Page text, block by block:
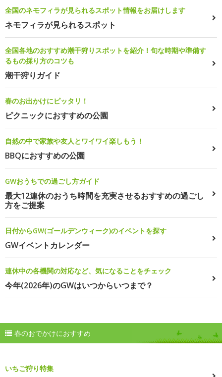
全国のネモフィラが見られるスポット情報をお届けします
ネモフィラが見られるスポット
全国各地のおすすめ潮干狩りスポットを紹介！旬な時期や準備す
るもの採り方のコツも
潮干狩りガイド
春のお出かけにピッタリ！
ピクニックにおすすめの公園
自然の中で家族や友人とワイワイ楽しもう！
BBQにおすすめの公園
GWおうちでの過ごし方ガイド
最大12連休のおうち時間を充実させるおすすめの過ごし
方をご提案
日付からGW(ゴールデンウィーク)のイベントを探す
GWイベントカレンダー
連休中の各機関の対応など、気になることをチェック
今年(2026年)のGWはいつからいつまで？
春のおでかけにおすすめ
いちご狩り特集